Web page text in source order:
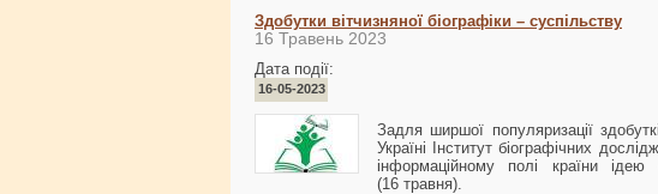
Здобутки вітчизняної біографіки – суспільству
16 Травень 2023
Дата події:
16-05-2023
Задля ширшої популяризації
Україні Інститут біографічних
інформаційному полі країни ідею
(16 травня).